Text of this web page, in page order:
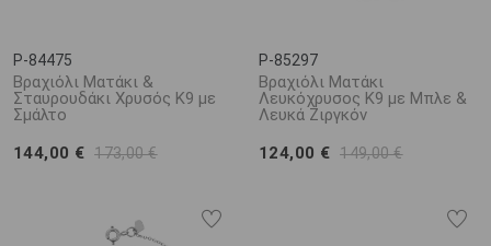
P-84475
Βραχιόλι Ματάκι &
Σταυρουδάκι Χρυσός K9 με
Σμάλτο
144,00 € 173,00 €
P-85297
Βραχιόλι Ματάκι
Λευκόχρυσος K9 με Μπλε &
Λευκά Ζιργκόν
124,00 € 149,00 €